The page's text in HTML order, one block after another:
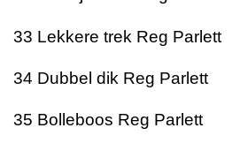
33 Lekkere trek Reg Parlett
34 Dubbel dik Reg Parlett
35 Bolleboos Reg Parlett